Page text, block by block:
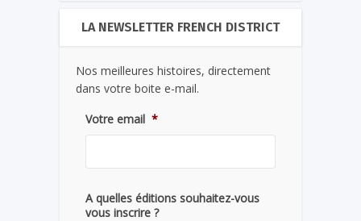
LA NEWSLETTER FRENCH DISTRICT
Nos meilleures histoires, directement
dans votre boite e-mail.
Votre email *
A quelles éditions souhaitez-vous
vous inscrire ?